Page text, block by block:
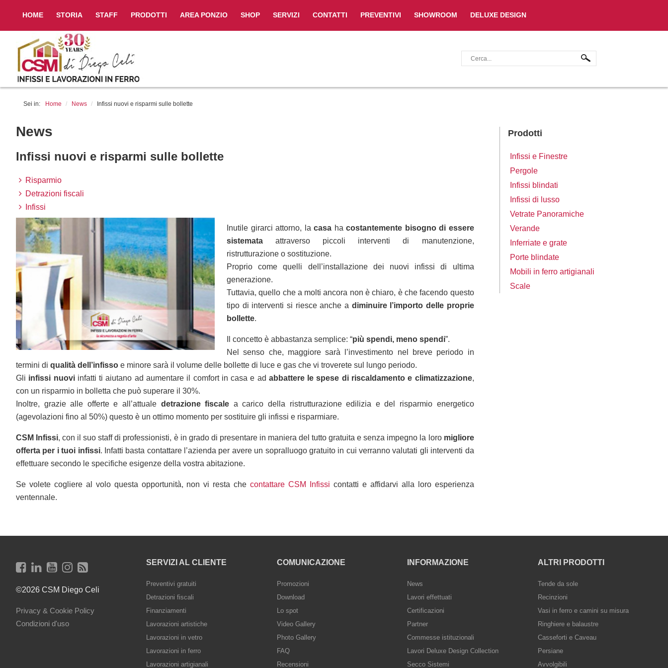
HOME STORIA STAFF PRODOTTI AREA PONZIO SHOP SERVIZI CONTATTI PREVENTIVI SHOWROOM DELUXE DESIGN
Sei in: Home / News / Infissi nuovi e risparmi sulle bollette
News
Infissi nuovi e risparmi sulle bollette
Risparmio
Detrazioni fiscali
Infissi
Inutile girarci attorno, lacasa ha costantemente bisogno di essere
sistemata attraverso piccoli interventi di manutenzione,
ristrutturazione o sostituzione.
Proprio come quelli dell’installazione dei nuovi infissi di ultima
generazione.
Tuttavia, quello che a molti ancora non è chiaro, è che facendo questo
tipo di interventi si riesce anche a diminuire l’importo delle proprie
bollette.
Il concetto è abbastanza semplice: “più spendi, meno spendi”.
Nel senso che, maggiore sarà l’investimento nel breve periodo in
termini di qualità dell’infisso e minore sarà il volume delle bollette di luce e gas che vi troverete sul lungo periodo.
Gli infissi nuoviinfatti ti aiutano ad aumentare il comfort in casa e ad abbattere le spese di riscaldamento e climatizzazione,
con un risparmio in bolletta che può superare il 30%.
Inoltre, grazie alle offerte e all’attuale detrazione fiscale a carico della ristrutturazione edilizia e del risparmio energetico
(agevolazioni fino al 50%) questo è un ottimo momento per sostituire gli infissi e risparmiare.
CSM Infissi, con il suo staff di professionisti, è in grado di presentare in maniera del tutto gratuita e senza impegno la loromigliore
offerta per i tuoi infissi. Infatti basta contattare l’azienda per avere un sopralluogo gratuito in cui verranno valutati gli interventi da
effettuare secondo le specifiche esigenze della vostra abitazione.
Se volete cogliere al volo questa opportunità, non vi resta checontattare CSM Infissi contatti e affidarvi alla loro esperienza
ventennale.
Prodotti
Infissi e Finestre
Pergole
Infissi blindati
Infissi di lusso
Vetrate Panoramiche
Verande
Inferriate e grate
Porte blindate
Mobili in ferro artigianali
Scale
©2026 CSM Diego Celi
Privacy & Cookie Policy
Condizioni d'uso
SERVIZI AL CLIENTE
Preventivi gratuiti
Detrazioni fiscali
Finanziamenti
Lavorazioni artistiche
Lavorazioni in vetro
Lavorazioni in ferro
Lavorazioni artigianali
COMUNICAZIONE
Promozioni
Download
Lo spot
Video Gallery
Photo Gallery
FAQ
Recensioni
INFORMAZIONE
News
Lavori effettuati
Certificazioni
Partner
Commesse istituzionali
Lavori Deluxe Design Collection
Secco Sistemi
ALTRI PRODOTTI
Tende da sole
Recinzioni
Vasi in ferro e camini su misura
Ringhiere e balaustre
Casseforti e Caveau
Persiane
Avvolgibili